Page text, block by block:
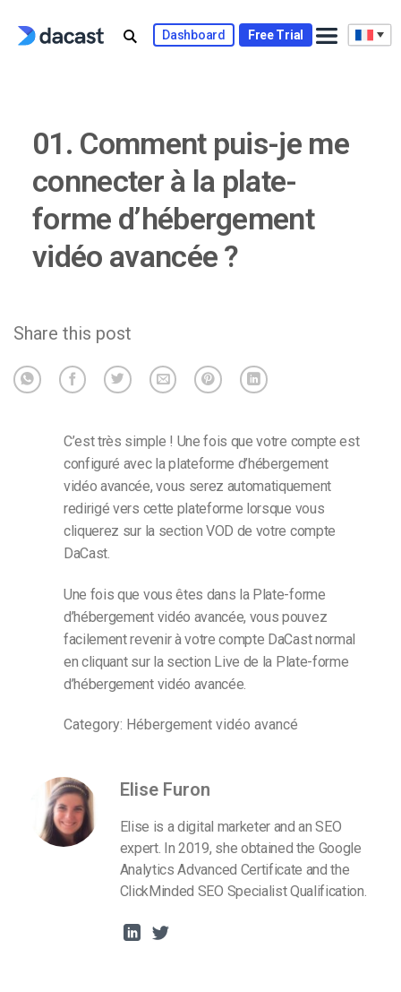
Dashboard Free Trial
01. Comment puis-je me
connecter à la plate-
forme d’hébergement
vidéo avancée ?
Share this post
C’est très simple ! Une fois que votre compte est
configuré avec la plateforme d’hébergement
vidéo avancée, vous serez automatiquement
redirigé vers cette plateforme lorsque vous
cliquerez sur la section VOD de votre compte
DaCast.
Une fois que vous êtes dans la Plate-forme
d’hébergement vidéo avancée, vous pouvez
facilement revenir à votre compte DaCast normal
en cliquant sur la section Live de la Plate-forme
d’hébergement vidéo avancée.
Category: Hébergement vidéo avancé
Elise Furon
Elise is a digital marketer and an SEO
expert. In 2019, she obtained the Google
Analytics Advanced Certificate and the
ClickMinded SEO Specialist Qualification.